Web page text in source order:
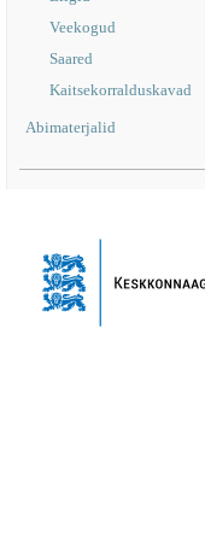
Veekogud
Saared
Kaitsekorralduskavad
Abimaterjalid